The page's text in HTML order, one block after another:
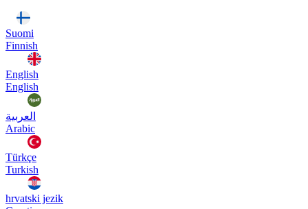
Suomi
Finnish
English
English
العربية
Arabic
Türkçe
Turkish
hrvatski jezik